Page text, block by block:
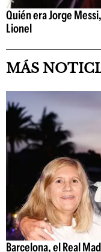
Quién era Jorge
Lionel
MÁS
Barcelona, el Real